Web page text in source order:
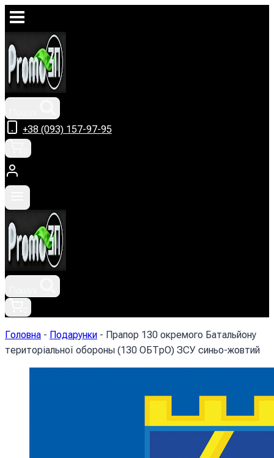
Перейти
до
вмісту
+38 (093) 157-97-95
Головна - Подарунки - Прапор 130 окремого Батальйону
територіальної обороны (130 ОБТрО) ЗСУ синьо-жовтий